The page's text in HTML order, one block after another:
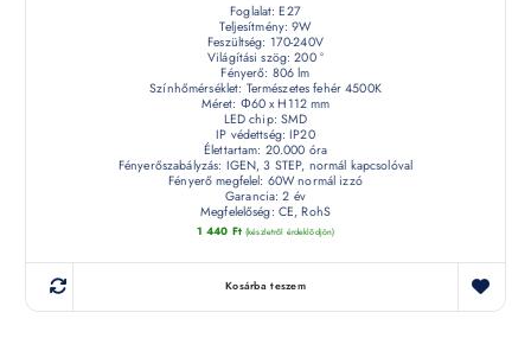
Foglalat: E27
Teljesítmény: 9W
Feszültség: 170-240V
Világítási szög: 200 °
Fényerő: 806 lm
Színhőmérséklet: Természetes fehér 4500K
Méret: Φ60 x H112 mm
LED chip: SMD
IP védettség: IP20
Élettartam: 20.000 óra
Fényerőszabályzás: IGEN, 3 STEP, normál kapcsolóval
Fényerő megfelel: 60W normál izzó
Garancia: 2 év
Megfelelőség: CE, RohS
1 440 Ft (készletről érdeklődjön)
Kosárba teszem